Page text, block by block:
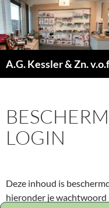
Ga
naar
de
inhoud
A.G. Kessler & Zn.
LOGIN
Deze inhoud is
hieronder je wachtwoord